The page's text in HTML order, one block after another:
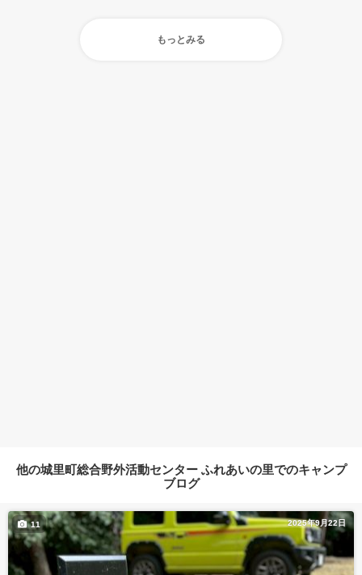
もっとみる
他の城里町総合野外活動センター ふれあいの里でのキャンプ
ブログ
2025年9月22日
11